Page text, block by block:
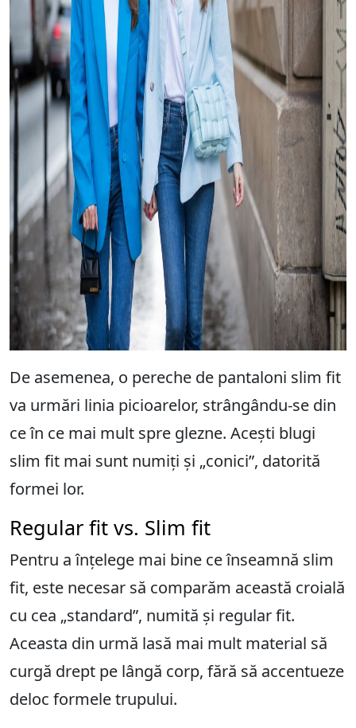
De asemenea, o pereche de pantaloni slim fit
va urmări linia picioarelor, strângându-se din
ce în ce mai mult spre glezne. Acești blugi
slim fit mai sunt numiți și „conici”, datorită
formei lor.
Regular fit vs. Slim fit
Pentru a înțelege mai bine ce înseamnă slim
fit, este necesar să comparăm această croială
cu cea „standard”, numită și regular fit.
Aceasta din urmă lasă mai mult material să
curgă drept pe lângă corp, fără să accentueze
deloc formele trupului.